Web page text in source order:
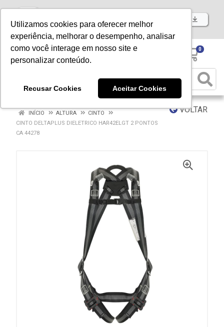
Utilizamos cookies para oferecer melhor
experiência, melhorar o desempenho, analisar
como você interage em nosso site e
personalizar conteúdo.
Recusar Cookies Aceitar Cookies
Baixe já nosso APP
0
VOLTAR
INÍCIO ALTURA
CINTO
CINTO DELTAPLUS DIELETRICO HAR42ELGT 2 PONTOS
CA 44278